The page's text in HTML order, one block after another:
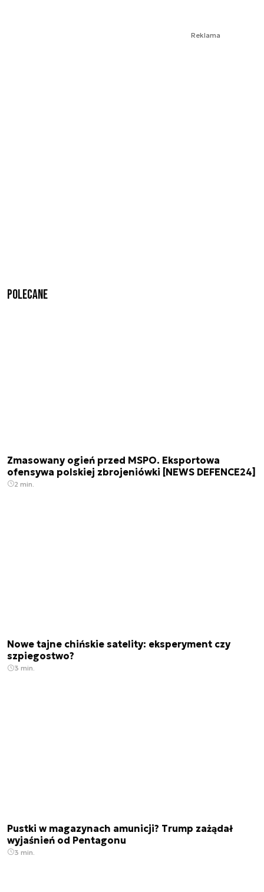
Reklama
Polecane
Zmasowany ogień przed MSPO. Eksportowa
ofensywa polskiej zbrojeniówki [NEWS DEFENCE24]
2 min.
Nowe tajne chińskie satelity: eksperyment czy
szpiegostwo?
3 min.
Pustki w magazynach amunicji? Trump zażądał
wyjaśnień od Pentagonu
3 min.